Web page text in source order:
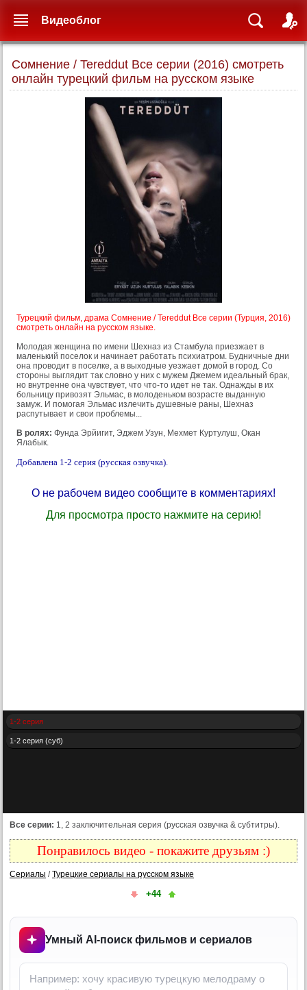
Сомнение / Tereddut Все серии (2016) смотреть
онлайн турецкий фильм на русском языке
Турецкий фильм, драма Сомнение / Tereddut Все серии (Турция, 2016)
смотреть онлайн на русском языке.
Молодая женщина по имени Шехназ из Стамбула приезжает в
маленький поселок и начинает работать психиатром. Будничные дни
она проводит в поселке, а в выходные уезжает домой в город. Со
стороны выглядит так словно у них с мужем Джемем идеальный брак,
но внутренне она чувствует, что что-то идет не так. Однажды в их
больницу привозят Эльмас, в молоденьком возрасте выданную
замуж. И помогая Эльмас излечить душевные раны, Шехназ
распутывает и свои проблемы...
В ролях: Фунда Эрйигит, Эджем Узун, Мехмет Куртулуш, Окан
Ялабык.
Добавлена 1-2 серия (русская озвучка).
О не рабочем видео сообщите в комментариях!
Для просмотра просто нажмите на серию!
1-2 серия
1-2 серия (суб)
Все серии: 1, 2 заключительная серия (русская озвучка & субтитры).
Понравилось видео - покажите друзьям :)
Сериалы /Турецкие сериалы на русском языке
+44
Умный AI-поиск фильмов и сериалов
Видеоблог